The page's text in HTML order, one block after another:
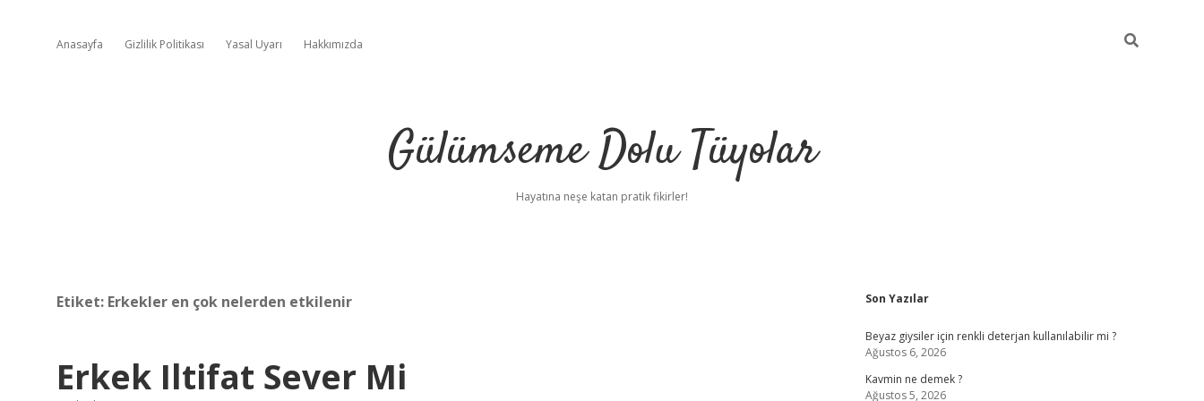
Anasayfa Gizlilik Politikası Yasal Uyarı Hakkımızda
Gülümseme Dolu Tüyolar
Hayatına neşe katan pratik fikirler!
Etiket: Erkekler en çok nelerden etkilenir
Erkek Iltifat Sever Mi
Sidebar
Son Yazılar
Beyaz giysiler için renkli deterjan kullanılabilir mi ?
Ağustos 6, 2026
Kavmin ne demek ?
Ağustos 5, 2026
ilbet yeni giriş